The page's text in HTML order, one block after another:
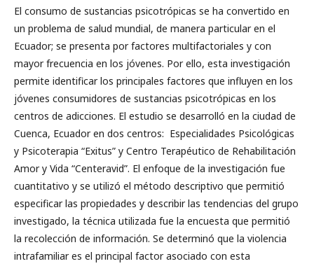
El consumo de sustancias psicotrópicas se ha convertido en
un problema de salud mundial, de manera particular en el
Ecuador; se presenta por factores multifactoriales y con
mayor frecuencia en los jóvenes. Por ello, esta investigación
permite identificar los principales factores que influyen en los
jóvenes consumidores de sustancias psicotrópicas en los
centros de adicciones. El estudio se desarrolló en la ciudad de
Cuenca, Ecuador en dos centros: Especialidades Psicológicas
y Psicoterapia “Exitus” y Centro Terapéutico de Rehabilitación
Amor y Vida “Centeravid”. El enfoque de la investigación fue
cuantitativo y se utilizó el método descriptivo que permitió
especificar las propiedades y describir las tendencias del grupo
investigado, la técnica utilizada fue la encuesta que permitió
la recolección de información. Se determinó que la violencia
intrafamiliar es el principal factor asociado con esta